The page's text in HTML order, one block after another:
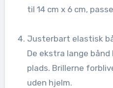
til 14 cm x 6 cm,
Justerbart elastisk
De ekstra lange bånd
plads. Brillerne
uden hjelm.